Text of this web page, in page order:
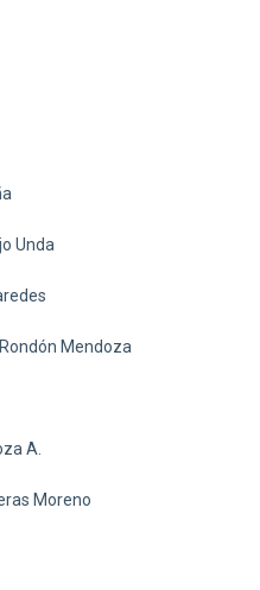
Unda
Mendoza
A.
Moreno